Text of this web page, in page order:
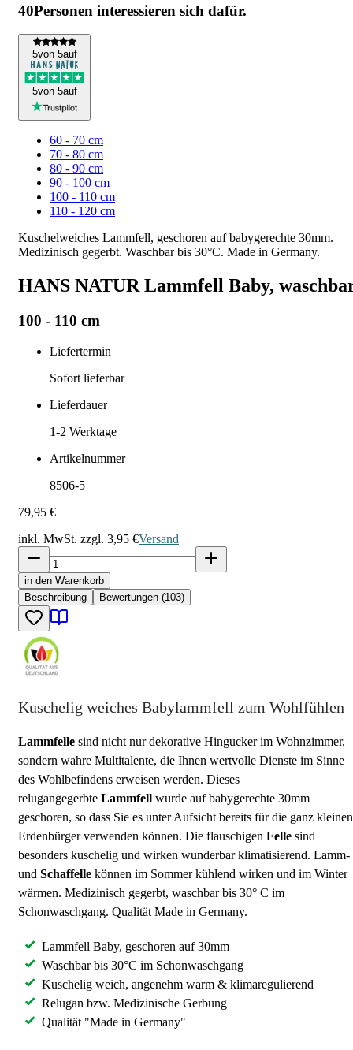
40Personen interessieren sich dafür.
5von 5auf
5von 5auf
60 - 70 cm
70 - 80 cm
80 - 90 cm
90 - 100 cm
100 - 110 cm
110 - 120 cm
Kuschelweiches Lammfell, geschoren auf babygerechte 30mm.
Medizinisch gegerbt. Waschbar bis 30°C. Made in Germany.
HANS NATUR Lammfell Baby,
100 - 110 cm
Liefertermin
Sofort lieferbar
Lieferdauer
1-2 Werktage
Artikelnummer
8506-5
79,95 €
inkl. MwSt. zzgl. 3,95 €Versand
in den Warenkorb
Beschreibung
Bewertungen (103)
Kuschelig weiches Babylammfell zum Wohlfühlen
Lammfelle sind nicht nur dekorative Hingucker im Wohnzimmer,
sondern wahre Multitalente, die Ihnen wertvolle Dienste im Sinne
des Wohlbefindens erweisen werden. Dieses
relugangegerbte Lammfell wurde auf babygerechte 30mm
geschoren, so dass Sie es unter Aufsicht bereits für die ganz kleinen
Erdenbürger verwenden können. Die flauschigen Felle sind
besonders kuschelig und wirken wunderbar klimatisierend. Lamm-
und Schaffelle können im Sommer kühlend wirken und im Winter
wärmen. Medizinisch gegerbt, waschbar bis 30° C im
Schonwaschgang. Qualität Made in Germany.
Lammfell Baby, geschoren auf 30mm
Waschbar bis 30°C im Schonwaschgang
Kuschelig weich, angenehm warm & klimaregulierend
Relugan bzw. Medizinische Gerbung
Qualität "Made in Germany"